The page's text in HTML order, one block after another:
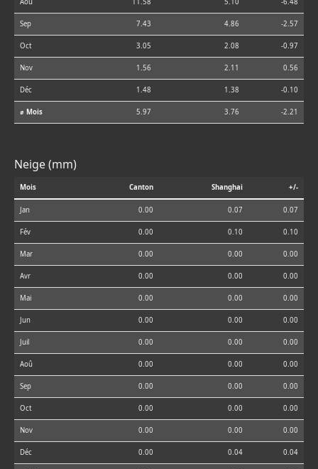
Aoû 11.58 5.10 -6.48
Sep 7.43 4.86 -2.57
Oct 3.05 2.08 -0.97
Nov 1.56 2.11 0.56
Déc 1.48 1.38 -0.10
⌀ Mois 5.97 3.76 -2.21
Neige (mm)
Mois Canton Shanghai +/-
Jan 0.00 0.07 0.07
Fév 0.00 0.10 0.10
Mar 0.00 0.00 0.00
Avr 0.00 0.00 0.00
Mai 0.00 0.00 0.00
Jun 0.00 0.00 0.00
Juil 0.00 0.00 0.00
Aoû 0.00 0.00 0.00
Sep 0.00 0.00 0.00
Oct 0.00 0.00 0.00
Nov 0.00 0.00 0.00
Déc 0.00 0.04 0.04